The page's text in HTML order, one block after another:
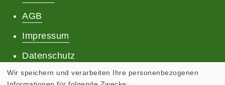
AGB
Impressum
Datenschutz
Wir speichern und verarbeiten Ihre personenbezogenen